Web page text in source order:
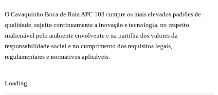
O Cavaquinho Boca de Raia APC 103 cumpre os mais elevados padrões de
qualidade, sujeito continuamente a inovação e tecnologia, no respeito
inalienável pelo ambiente envolvente e na partilha dos valores da
responsabilidade social e no cumprimento dos requisitos legais,
regulamentares e normativos aplicáveis.
Loading...